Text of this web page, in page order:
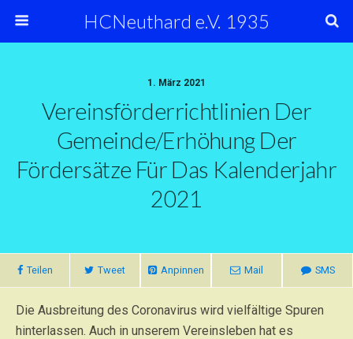
HCNeuthard e.V. 1935
1. März 2021
Vereinsförderrichtlinien Der
Gemeinde/Erhöhung Der
Fördersätze Für Das Kalenderjahr
2021
Teilen Tweet Anpinnen Mail SMS
Die Ausbreitung des Coronavirus wird vielfältige Spuren
hinterlassen. Auch in unserem Vereinsleben hat es